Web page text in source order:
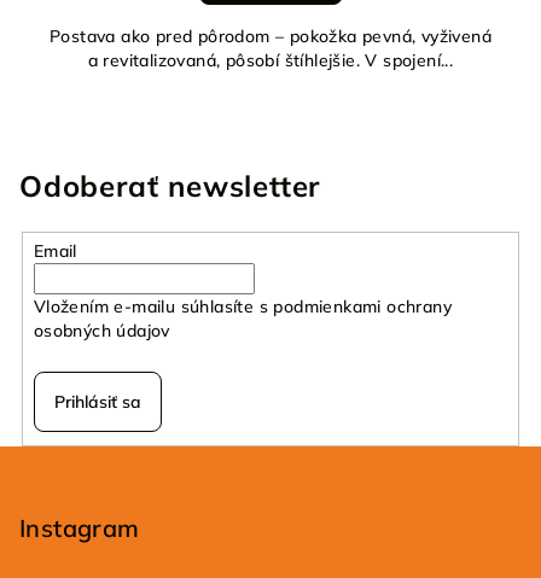
Postava ako pred pôrodom – pokožka pevná, vyživená
a revitalizovaná, pôsobí štíhlejšie. V spojení...
Odoberať newsletter
Email
Vložením e-mailu súhlasíte s podmienkami ochrany
osobných údajov
Prihlásiť sa
Instagram